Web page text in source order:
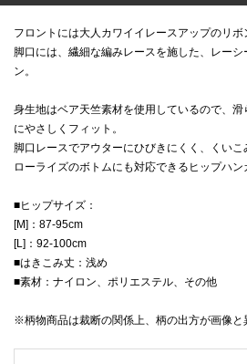
フロントには大人カワイイレースアップのリボ
脚口には、繊細な編みレースを施した、レー
ン。
身生地はベア天竺素材を使用しているので、
にやさしくフィット。
脚口レースでアウターにひびきにくく、くいこ
ローライズのボトムにも対応できるヒップハン
■ヒップサイズ：
[M]：87-95cm
[L]：92-100cm
■はきこみ丈：浅め
■素材：ナイロン、ポリエステル、その他
※柄物商品は裁断の関係上、柄の出方が画像と